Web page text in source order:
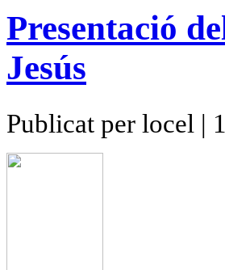
Presentació
Jesús
Publicat per locel |